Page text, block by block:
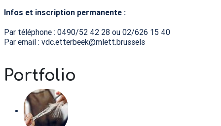
Infos et inscription permanente :
Par téléphone : 0490/52 42 28 ou 02/626 15 40
Par email : vdc.etterbeek@mlett.brussels
Portfolio